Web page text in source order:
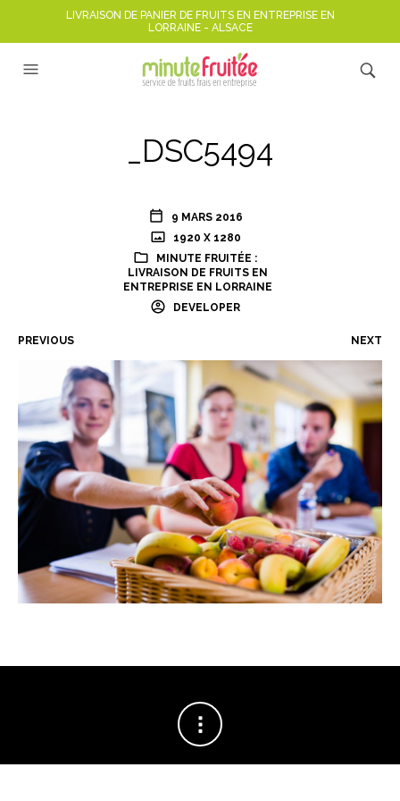
LIVRAISON DE PANIER DE FRUITS EN ENTREPRISE EN
LORRAINE - ALSACE
_DSC5494
9 MARS 2016
1920 X 1280
MINUTE FRUITÉE :
LIVRAISON DE FRUITS EN
ENTREPRISE EN LORRAINE
DEVELOPER
PREVIOUS NEXT